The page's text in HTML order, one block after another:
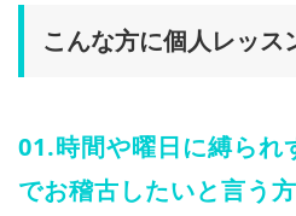
こんな方に個人レッス
01.時間や曜日に縛られ
でお稽古したいと言う方